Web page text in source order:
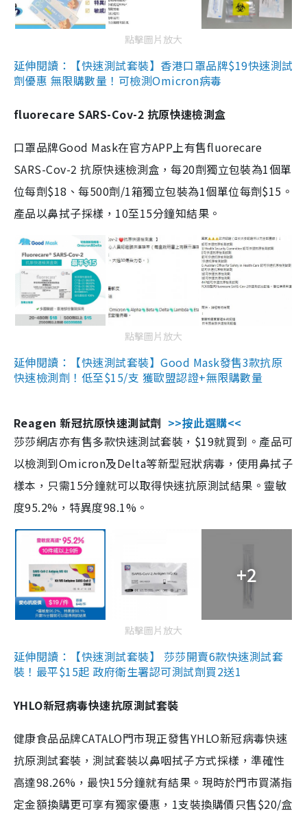
點擊圖片放大
延伸閱讀：【快速測試套裝】香港口罩品牌$19快速測試
劑優惠 無限購數量！可檢測Omicron病毒
fluorecare SARS-Cov-2 抗原快速檢測盒
口罩品牌Good Mask在官方APP上有售fluorecare
SARS-Cov-2 抗原快速檢測盒，每20劑獨立包裝為1個單
位每劑$18、每500劑/1箱獨立包裝為1個單位每劑$15。
產品以鼻拭子採樣，10至15分鐘知結果。
點擊圖片放大
延伸閱讀：【快速測試套裝】Good Mask發售3款抗原
快速檢測劑！低至$15/支 獲歐盟認證+無限購數量
Reagen 新冠抗原快速測試劑 >>按此選購<<
莎莎網店亦有售多款快速測試套裝，$19就買到。產品可
以檢測到Omicron及Delta等新型冠狀病毒，使用鼻拭子
樣本，只需15分鐘就可以取得快速抗原測試結果。靈敏
度95.2%，特異度98.1%。
+2
點擊圖片放大
延伸閱讀：【快速測試套裝】 莎莎開賣6款快速測試套
裝！最平$15起 政府衛生署認可測試劑買2送1
YHLO新冠病毒快速抗原測試套裝
健康食品品牌CATALO門市現正發售YHLO新冠病毒快速
抗原測試套裝，測試套裝以鼻咽拭子方式採樣，準確性
高達98.26%，最快15分鐘就有結果。現時於門市買滿指
定金額換購更可享有獨家優惠，1支裝換購價只售$20/盒